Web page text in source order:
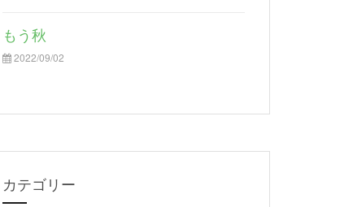
もう秋
2022/09/02
カテゴリー